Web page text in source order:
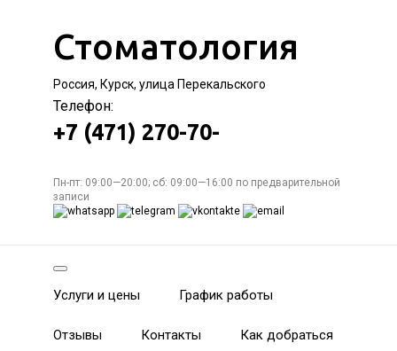
Стоматология
Россия, Курск, улица Перекальского
Телефон:
+7 (471) 270-70-
Пн-пт: 09:00—20:00; сб: 09:00—16:00 по предварительной
записи
Услуги и цены График работы
Отзывы Контакты Как добраться